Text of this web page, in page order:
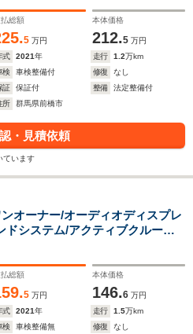
アルミホイール/アドバンスド
総額
5 万円
本体価格
212.5 万円
式
2021年 走行 1.2万km
検
車検整備付 修復
なし
証
保証付 整備
法定整備付
所
群馬県前橋市
・見積依頼
ています
ーナー/オーディオディスプレ
システム/アクティブクルーズ
トモニター/ステアリングヒータ
ー
総額
5 万円
本体価格
146.6 万円
式
2021年 走行 1.5万km
検
車検整備無 修復
なし